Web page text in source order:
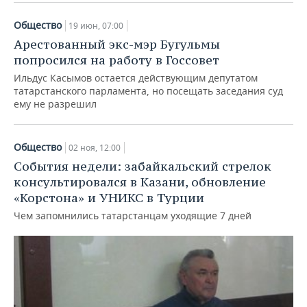
Общество 19 июн, 07:00
Арестованный экс-мэр Бугульмы
попросился на работу в Госсовет
Ильдус Касымов остается действующим депутатом
татарстанского парламента, но посещать заседания суд
ему не разрешил
Общество 02 ноя, 12:00
События недели: забайкальский стрелок
консультировался в Казани, обновление
«Корстона» и УНИКС в Турции
Чем запомнились татарстанцам уходящие 7 дней